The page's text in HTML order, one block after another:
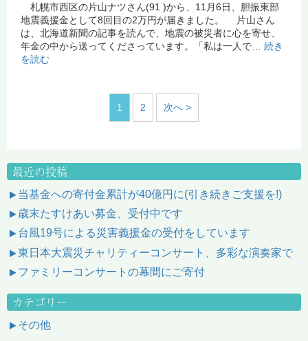
札幌市西区の片山ナツさん(91 )から、11月6日、胆振東部
地震義援金として8回目の2万円が届きました。 片山さん
は、北海道新聞の記事を読んで、地震の被災者に心を寄せ、
年金の中から送ってくださっています。「私は一人で… 続き
を読む
1 2 次へ >
最近の投稿
当基金への寄付金累計が40億円に(引き続きご支援を!)
歳末たすけあい募金、受付中です
台風19号による災害義援金の受付をしています
東日本大震災チャリティーコンサート、多彩な演奏家で
ファミリーコンサートの幕間にご寄付
カテゴリー
その他